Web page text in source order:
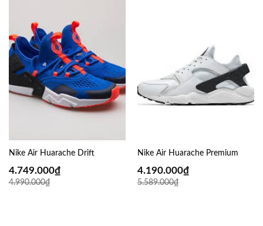
Nike Air Huarache Drift
4.990.000₫
4.749.000₫
Nike Air Huarache Premium
5.589.000₫
4.190.000₫